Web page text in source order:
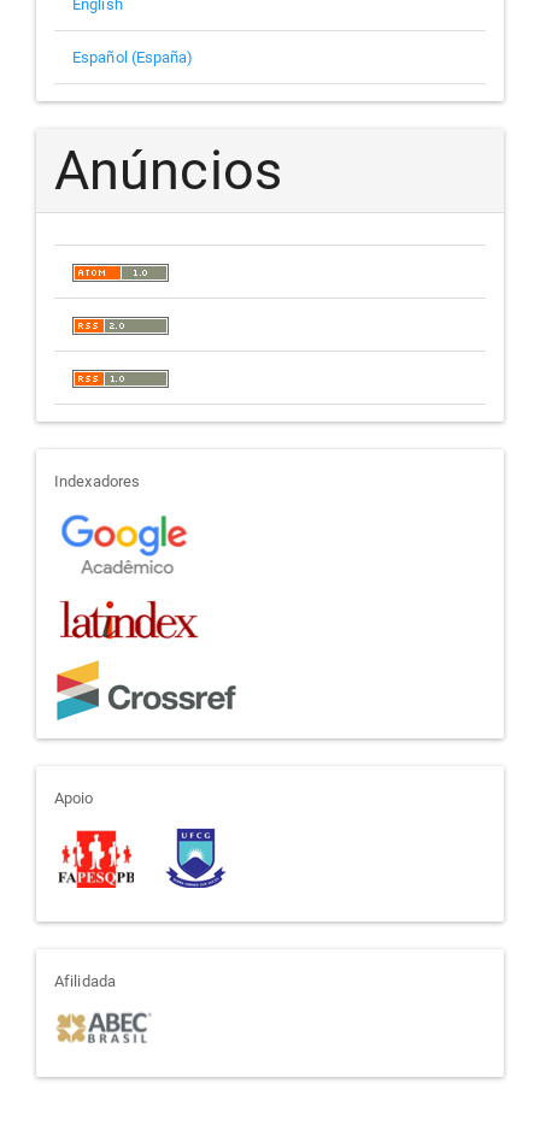
English
Español (España)
Anúncios
indexadores
Indexadores
apoio
Apoio
afiliada
Afilidada